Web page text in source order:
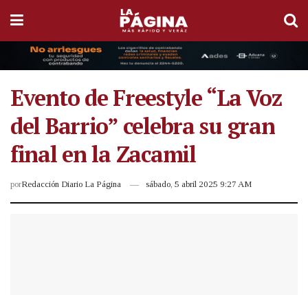
Evento de Freestyle “La Voz
del Barrio” celebra su gran
final en la Zacamil
porRedacción Diario La Página sábado, 5 abril 2025 9:27 AM